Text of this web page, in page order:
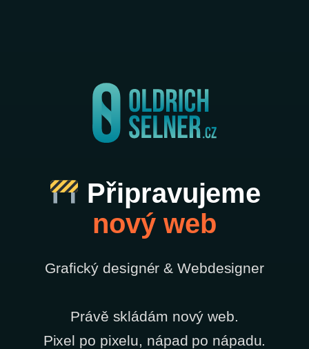
Připravujeme
nový web
Grafický designér & Webdesigner
Právě skládám nový web.
Pixel po pixelu, nápad po nápadu.